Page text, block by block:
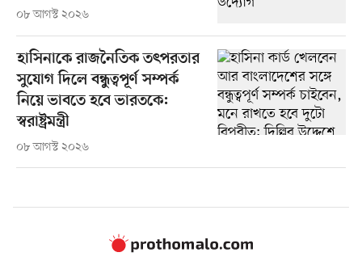
০৮ আগস্ট ২০২৬
হাসিনাকে রাজনৈতিক তৎপরতার
সুযোগ দিলে বন্ধুত্বপূর্ণ সম্পর্ক
নিয়ে ভাবতে হবে ভারতকে:
স্বরাষ্ট্রমন্ত্রী
০৮ আগস্ট ২০২৬